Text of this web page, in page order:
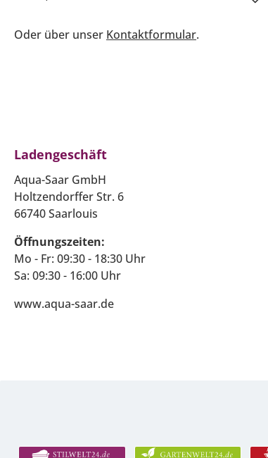
Oder über unser Kontaktformular.
Ladengeschäft
Aqua-Saar GmbH
Holtzendorffer Str. 6
66740 Saarlouis
Öffnungszeiten:
Mo - Fr: 09:30 - 18:30 Uhr
Sa: 09:30 - 16:00 Uhr
www.aqua-saar.de